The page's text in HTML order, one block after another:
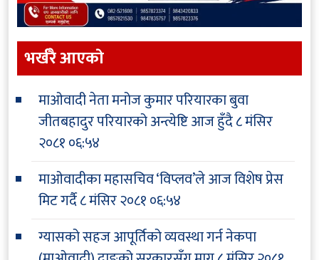
भर्खरै आएकाे
माओवादी नेता मनोज कुमार परियारका बुवा
जीतबहादुर परियारको अन्त्येष्टि आज हुँदै८ मंसिर
२०८१ ०६:५४
माओवादीका महासचिव ‘विप्लव’ले आज विशेष प्रेस
मिट गर्दै८ मंसिर २०८१ ०६:५४
ग्यासको सहज आपूर्तिको व्यवस्था गर्न नेकपा